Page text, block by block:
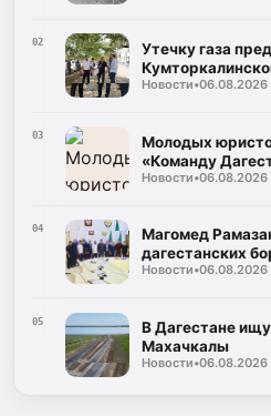
02
Утечку газа
Новости•06.08.2026
03
Молодых
«Команду
Новости•06.08.2026
04
Магомед
дагестанских
Новости•06.08.2026
05
В Дагестане
Махачкалы
Новости•06.08.2026